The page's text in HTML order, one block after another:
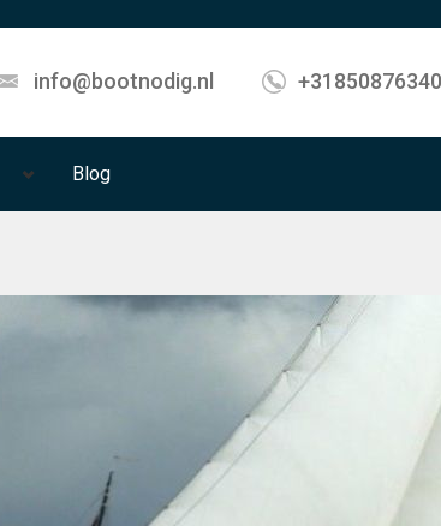
info@bootnodig.nl +31850876340
Blog